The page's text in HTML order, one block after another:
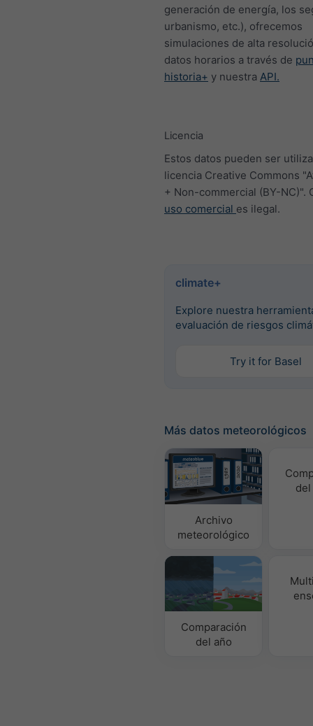
generación de energía, los
urbanismo, etc.), ofrecemos
simulaciones de alta
datos horarios a través de
historia+ y nuestra API.
Licencia
Estos datos pueden ser
licencia Creative Commons
+ Non-commercial (BY-NC)".
uso comercial es ilegal.
climate+
Explore nuestra
evaluación de riesgos
Try it for Basel
Más datos meteorológicos
Archivo
meteorológico
Comparación
del año